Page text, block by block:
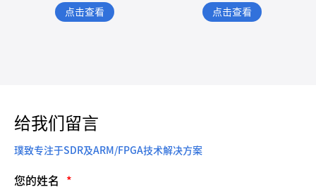
点击查看 点击查看
给我们留言
璞致专注于SDR及ARM/FPGA技术解决方案
您的姓名 *